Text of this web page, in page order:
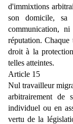
d'immixtions
son domicile, sa
communication,
réputation.
droit à la
telles atteintes.
Article 15
Nul travailleur
arbitrairement de
individuel ou en
vertu de la